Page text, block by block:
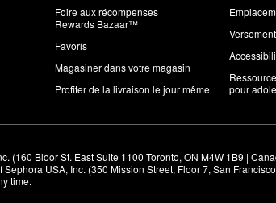
Foire aux récompenses
Rewards Bazaar™
Favoris
Magasiner dans votre magasin
Profiter de la livraison le jour même
pour
(160 Bloor St. East Suite 1100 Toronto, ON M4W 1B9 |
USA, Inc. (350 Mission Street, Floor 7, San
time.